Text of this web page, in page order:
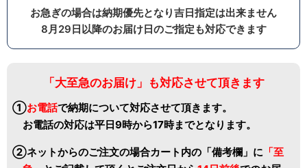
お急ぎの場合は納期優先となり吉日指定は出来ません
8月29日以降のお届け日のご指定も対応できます
「大至急のお届け」も対応させて頂きます
①お電話で納期について対応させて頂きます。
お電話の対応は平日9時から17時までとなります。
②ネットからのご注文の場合カート内の「備考欄」に 「至